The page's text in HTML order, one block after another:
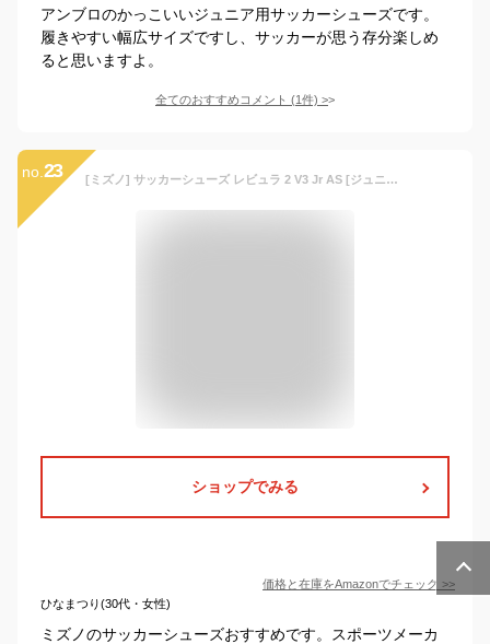
アンブロのかっこいいジュニア用サッカーシューズです。
履きやすい幅広サイズですし、サッカーが思う存分楽しめ
ると思いますよ。
全てのおすすめコメント (1件) >
no. 23 [ミズノ] サッカーシューズ レビュラ 2 V3 Jr AS [ジュニア] ブルー×ホワイト(2019年モデル) 19.0 cm 3E
ショップでみる
価格と在庫をAmazonでチェック >>
ひなまつり(30代・女性)
ミズノのサッカーシューズおすすめです。スポーツメーカ